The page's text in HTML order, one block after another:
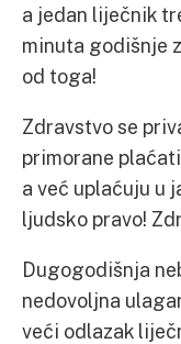
a jedan liječnik
minuta godišnje
od toga!
Zdravstvo se
primorane
a već uplaćuju u
ljudsko pravo!
Dugogodišnja
nedovoljna
veći odlazak